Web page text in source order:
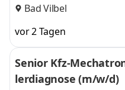
Bad Vilbel
vor 2 Tagen
Senior Kfz-
lerdiagnose (m/w/d)